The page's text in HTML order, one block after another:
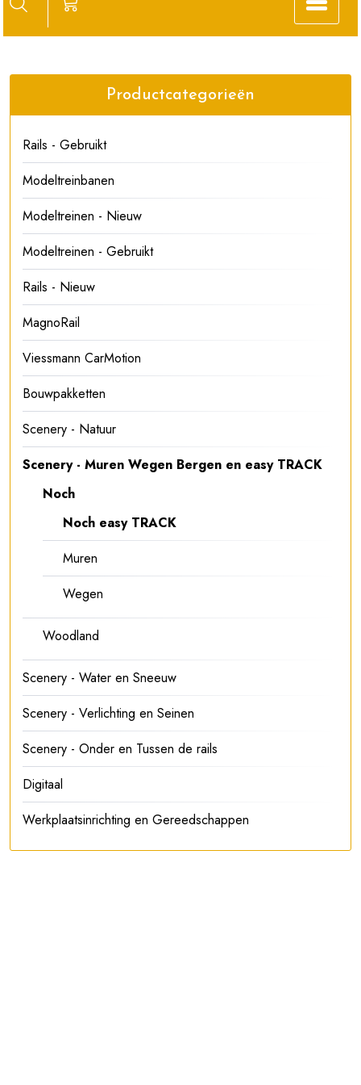
Productcategorieën
Rails - Gebruikt
Modeltreinbanen
Modeltreinen - Nieuw
Modeltreinen - Gebruikt
Rails - Nieuw
MagnoRail
Viessmann CarMotion
Bouwpakketten
Scenery - Natuur
Scenery - Muren Wegen Bergen en easy TRACK
Noch
Noch easy TRACK
Muren
Wegen
Woodland
Scenery - Water en Sneeuw
Scenery - Verlichting en Seinen
Scenery - Onder en Tussen de rails
Digitaal
Werkplaatsinrichting en Gereedschappen